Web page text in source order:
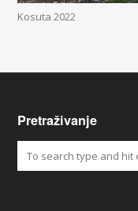
Kosuta 2022
Pretraživanje